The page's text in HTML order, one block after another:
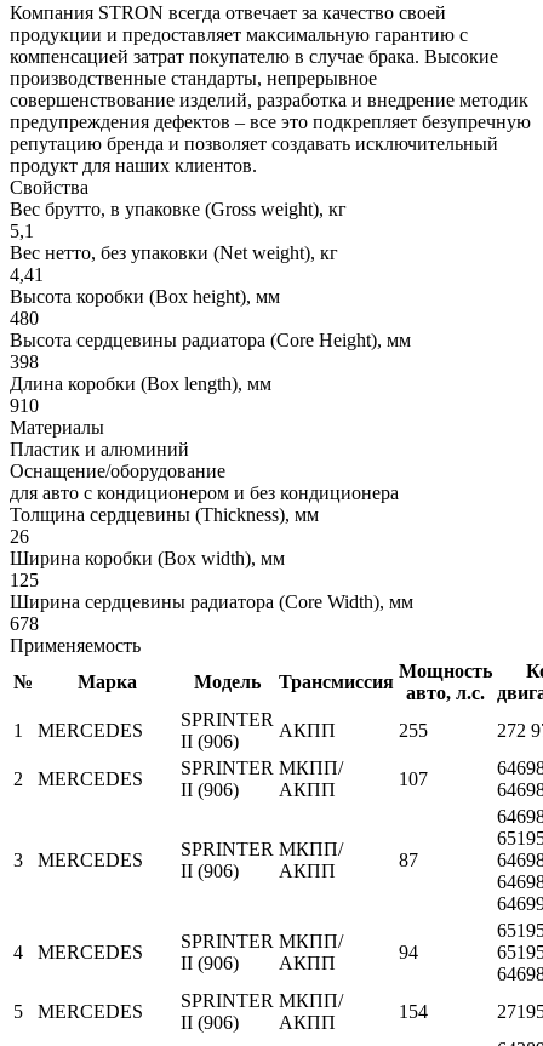
Компания STRON всегда отвечает за качество своей
продукции и предоставляет максимальную гарантию с
компенсацией затрат покупателю в случае брака. Высокие
производственные стандарты, непрерывное
совершенствование изделий, разработка и внедрение методик
предупреждения дефектов – все это подкрепляет безупречную
репутацию бренда и позволяет создавать исключительный
продукт для наших клиентов.
Свойства
Вес брутто, в упаковке (Gross weight), кг
5,1
Вес нетто, без упаковки (Net weight), кг
4,41
Высота коробки (Box height), мм
480
Высота сердцевины радиатора (Core Height), мм
398
Длина коробки (Box length), мм
910
Материалы
Пластик и алюминий
Оснащение/оборудование
для авто с кондиционером и без кондиционера
Толщина сердцевины (Thickness), мм
26
Ширина коробки (Box width), мм
125
Ширина сердцевины радиатора (Core Width), мм
678
Применяемость
№
Марка Модель Трансмиссия
Мощность
авто, л.с.
1
MERCEDES
SPRINTER
II (906)
АКПП 255 272
2 MERCEDES
SPRINTER
II (906)
МКПП/
АКПП
107
3 MERCEDES
SPRINTER
II (906)
МКПП/
АКПП
87
4 MERCEDES
SPRINTER
II (906)
МКПП/
АКПП
94
5
MERCEDES
SPRINTER
II (906)
МКПП/
АКПП
154